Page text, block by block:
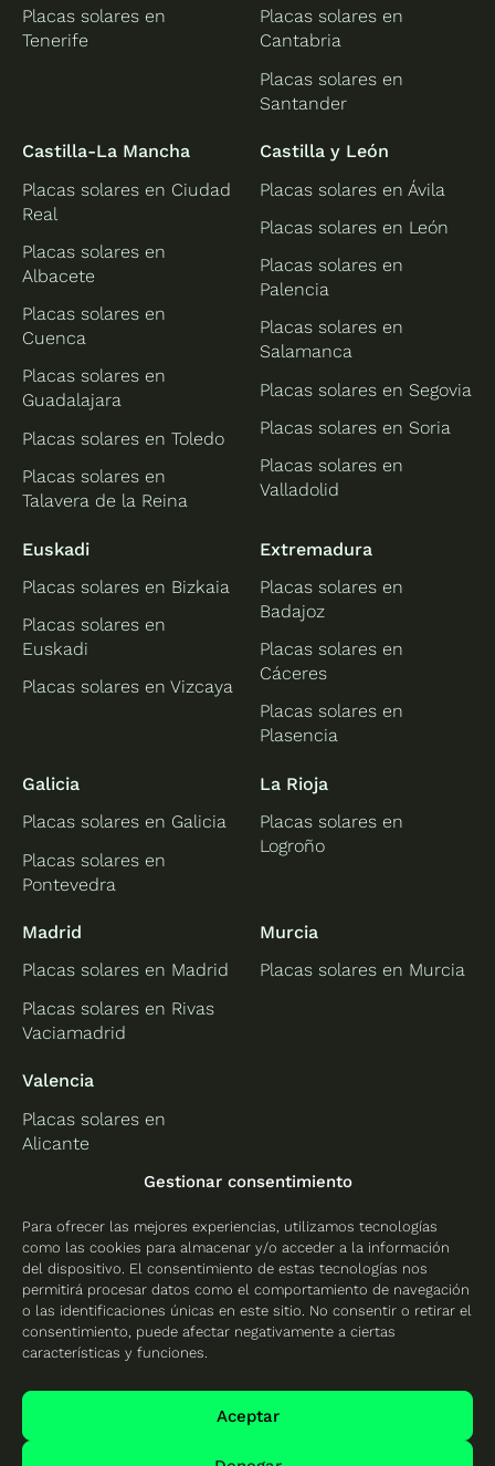
Gestionar consentimiento
Para ofrecer las mejores experiencias, utilizamos tecnologías
como las cookies para almacenar y/o acceder a la información
del dispositivo. El consentimiento de estas tecnologías nos
permitirá procesar datos como el comportamiento de navegación
o las identificaciones únicas en este sitio. No consentir o retirar el
consentimiento, puede afectar negativamente a ciertas
características y funciones.
Aceptar
Placas solares en
Tenerife
Placas solares en
Cantabria
Placas solares en
Santander
Castilla-La Mancha
Placas solares en Ciudad
Real
Placas solares en
Albacete
Placas solares en
Cuenca
Placas solares en
Guadalajara
Placas solares en Toledo
Placas solares en
Talavera de la Reina
Castilla y León
Placas solares en Ávila
Placas solares en León
Placas solares en
Palencia
Placas solares en
Salamanca
Placas solares en Segovia
Placas solares en Soria
Placas solares en
Valladolid
Euskadi
Placas solares en Bizkaia
Placas solares en
Euskadi
Placas solares en Vizcaya
Extremadura
Placas solares en
Badajoz
Placas solares en
Cáceres
Placas solares en
Plasencia
Galicia
Placas solares en Galicia
Placas solares en
Pontevedra
La Rioja
Placas solares en
Logroño
Madrid
Placas solares en Madrid
Placas solares en Rivas
Vaciamadrid
Murcia
Placas solares en Murcia
Valencia
Placas solares en
Alicante
Placas solares en
Placas solares en
Valencia
Mapa del sitio